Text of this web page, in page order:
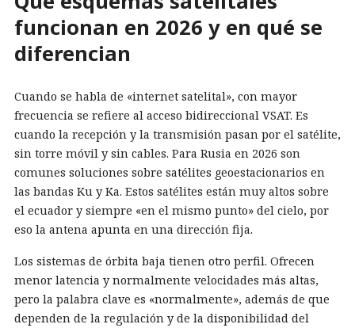
funcionan en 2026 y en qué se
diferencian
Cuando se habla de «internet satelital», con mayor
frecuencia se refiere al acceso bidireccional VSAT. Es
cuando la recepción y la transmisión pasan por el satélite,
sin torre móvil y sin cables. Para Rusia en 2026 son
comunes soluciones sobre satélites geoestacionarios en
las bandas Ku y Ka. Estos satélites están muy altos sobre
el ecuador y siempre «en el mismo punto» del cielo, por
eso la antena apunta en una dirección fija.
Los sistemas de órbita baja tienen otro perfil. Ofrecen
menor latencia y normalmente velocidades más altas,
pero la palabra clave es «normalmente», además de que
dependen de la regulación y de la disponibilidad del